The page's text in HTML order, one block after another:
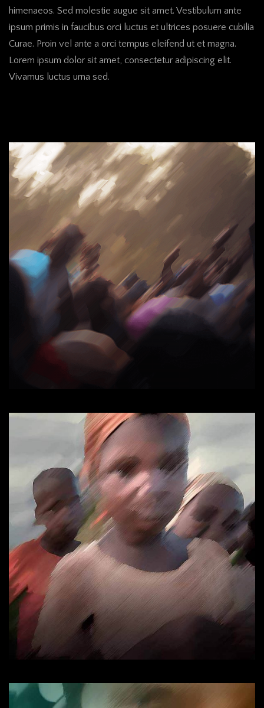
himenaeos. Sed molestie augue sit amet. Vestibulum ante
ipsum primis in faucibus orci luctus et ultrices posuere cubilia
Curae. Proin vel ante a orci tempus eleifend ut et magna.
Lorem ipsum dolor sit amet, consectetur adipiscing elit.
Vivamus luctus urna sed.